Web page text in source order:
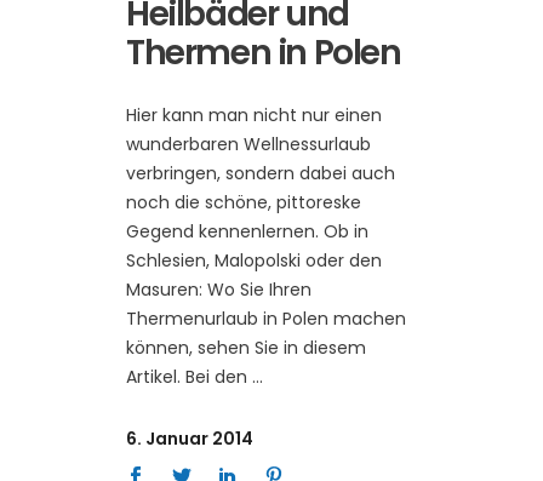
Heilbäder und
Thermen in Polen
Hier kann man nicht nur einen
wunderbaren Wellnessurlaub
verbringen, sondern dabei auch
noch die schöne, pittoreske
Gegend kennenlernen. Ob in
Schlesien, Malopolski oder den
Masuren: Wo Sie Ihren
Thermenurlaub in Polen machen
können, sehen Sie in diesem
Artikel. Bei den
6. Januar 2014